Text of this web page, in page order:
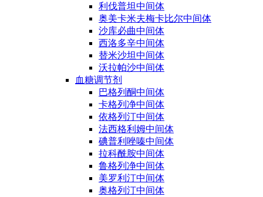
利伐普坦中间体
奥美卡米夫梅卡比尔中间体
沙库必曲中间体
西洛多辛中间体
替米沙坦中间体
沃拉帕沙中间体
血糖调节剂
巴格列酮中间体
卡格列净中间体
依格列汀中间体
法西格利姆中间体
碘普利唑嗪中间体
拉科酰胺中间体
鲁格列净中间体
美罗利汀中间体
奥格列汀中间体